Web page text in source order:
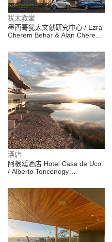
犹太教堂
墨西哥犹太文献研究中心 / Ezra
Cherem Behar & Alan Cherem
酒店
阿根廷酒店 Hotel Casa de Uco
/ Alberto Tonconogy